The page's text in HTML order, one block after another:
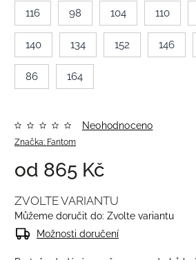
116
98 104 110
140 134 152 146
86 164
Značka: Fantom
Neohodnoceno
od 865 Kč
ZVOLTE VARIANTU
Můžeme doručit do: Zvolte variantu
Možnosti doručení